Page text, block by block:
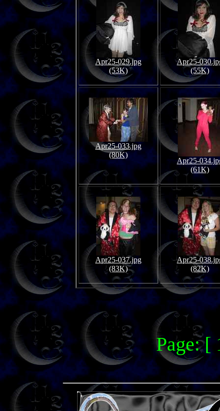
Apr25-029.jpg
(53K)
Apr25-
(55K)
Apr25-033.jpg
(80K)
Apr25-
(61K)
Apr25-037.jpg
(83K)
Apr25-
(82K)
Page: [